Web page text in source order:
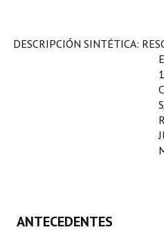
DESCRIPCIÓN SINTÉTICA:
ANTECEDENTES